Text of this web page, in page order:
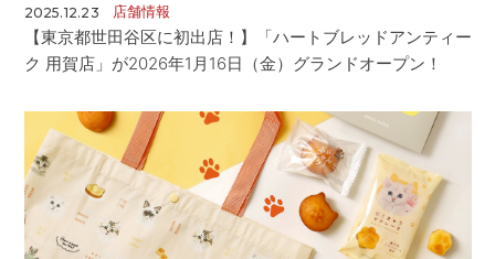
2025.12.23 店舗情報
【東京都世田谷区に初出店！】「ハートブレッドアンティー
ク 用賀店」が2026年1月16日（金）グランドオープン！